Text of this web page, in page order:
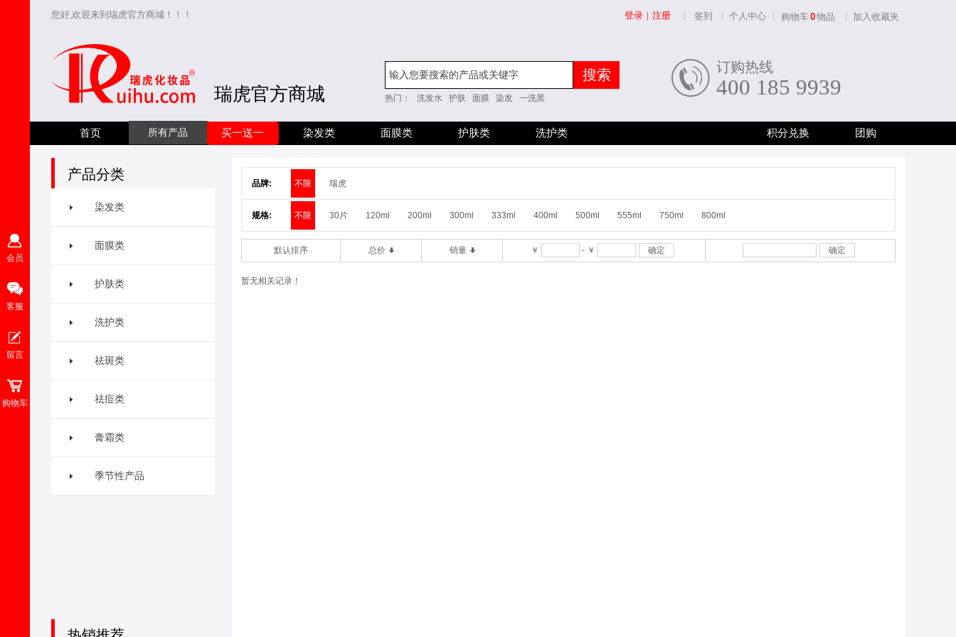
个人中心 加入收藏夹
订购热线
登录 | 注册 签到
瑞虎官方商城 热门： 洗发水 护肤 面膜 染发 一洗黑
您好,欢迎来到瑞虎官方商城！！！ 购物车0物品
400 185 9939
染发类 面膜类 护肤类 洗护类
所有产品 积分兑换 团购
买一送一
首页
搜索
品牌: 不限 瑞虎
规格: 不限 30片 120ml 200ml 300ml 333ml 400ml 500ml 555ml 750ml 800ml
默认排序 总价 销量 ￥ - ￥ 确定 确定
暂无相关记录！
产品分类
染发类
面膜类
护肤类
洗护类
祛斑类
祛痘类
膏霜类
季节性产品
会员
客服
留言
购物车